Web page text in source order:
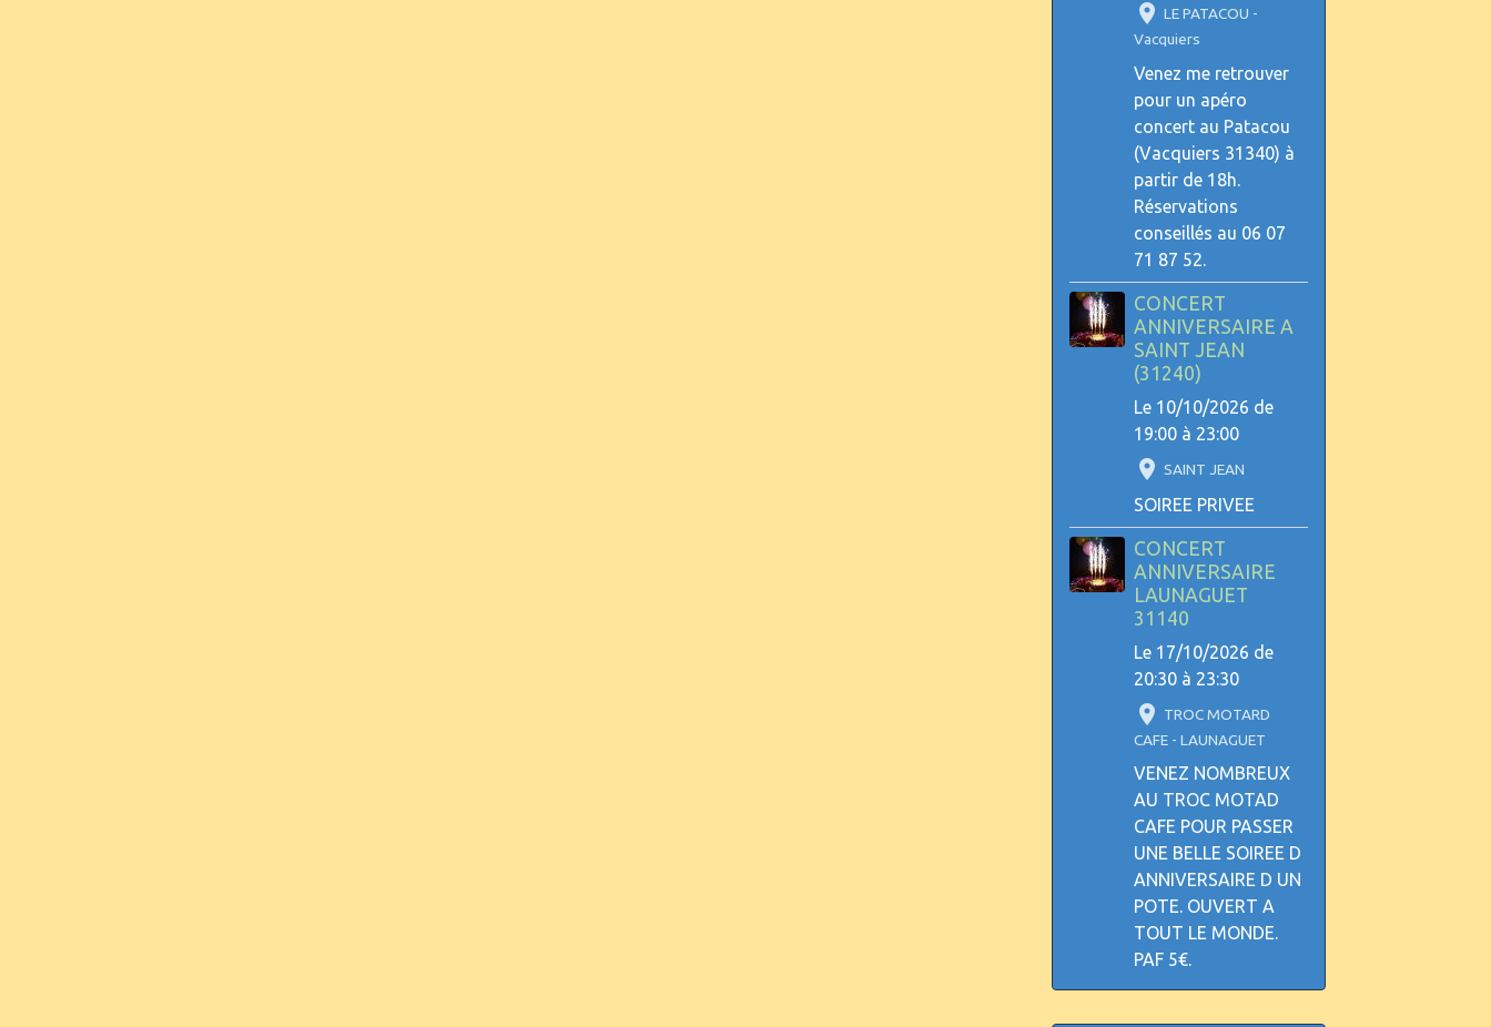
LE PATACOU -
Vacquiers
Venez me retrouver
pour un apéro
concert au Patacou
(Vacquiers 31340) à
partir de 18h.
Réservations
conseillés au 06 07
71 87 52.
CONCERT
ANNIVERSAIRE A
SAINT JEAN
(31240)
Le 10/10/2026 de
19:00 à 23:00
SAINT JEAN
SOIREE PRIVEE
CONCERT
ANNIVERSAIRE
LAUNAGUET
31140
Le 17/10/2026 de
20:30 à 23:30
TROC MOTARD
CAFE - LAUNAGUET
VENEZ NOMBREUX
AU TROC MOTAD
CAFE POUR PASSER
UNE BELLE SOIREE D
ANNIVERSAIRE D UN
POTE. OUVERT A
TOUT LE MONDE.
PAF 5€.